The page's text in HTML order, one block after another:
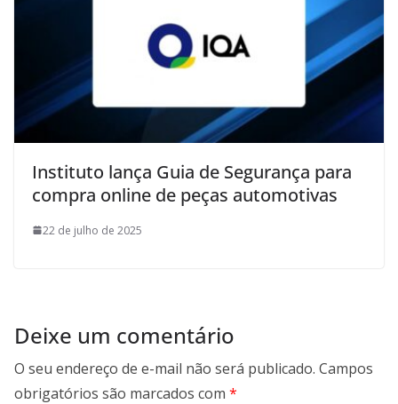
Instituto lança Guia de Segurança para
compra online de peças automotivas
22 de julho de 2025
Deixe um comentário
O seu endereço de e-mail não será publicado. Campos
obrigatórios são marcados com *